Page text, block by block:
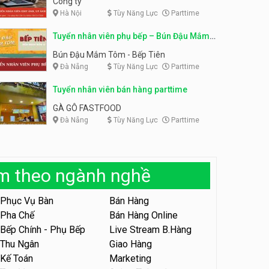
vụ, hỗ trợ ra đơn
Shop đồ ăn đêm Trang Béo
Tuyển nhân viên tiếp thực,
Nhà hàng Phủi Quán
Tuyển nhân viên phục vụ ca
Quán kem dừa
Tuyển nhân viên phụ bếp –
Tuyển nhân viên phụ quán ăn
– hỗ trợ ăn ở
Quán bánh đa cua
Tuyển nhân viên sale,
marketing
Công ty
Hà Nội Tùy Năng Lực Parttime
Tuyển nhân viên phụ bếp – Bún Đậu Mắm
Tôm – Bếp Tiên
Bún Đậu Mắm Tôm - Bếp Tiên
Đà Nẵng Tùy Năng Lực Parttime
Tuyển nhân viên bán hàng parttime
GÀ GÔ FASTFOOD
Đà Nẵng Tùy Năng Lực Parttime
theo ngành nghề
Phục Vụ Bàn
Bán Hàng
Pha Chế
Bán Hàng Online
Bếp Chính - Phụ Bếp
Live Stream B.Hàng
Thu Ngân
Giao Hàng
Kế Toán
Marketing